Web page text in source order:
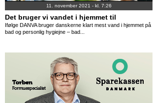
11. november 2021 - kl. 7:26
Det bruger vi vandet i hjemmet til
Ifølge DANVA bruger danskerne klart mest vand i hjemmet på
bad og personlig hygiejne – bad...